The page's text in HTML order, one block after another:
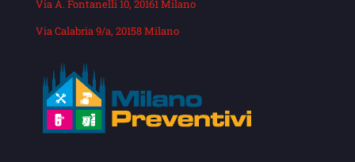
Via A. Fontanelli 10, 20161 Milano
Via Calabria 9/a, 20158 Milano